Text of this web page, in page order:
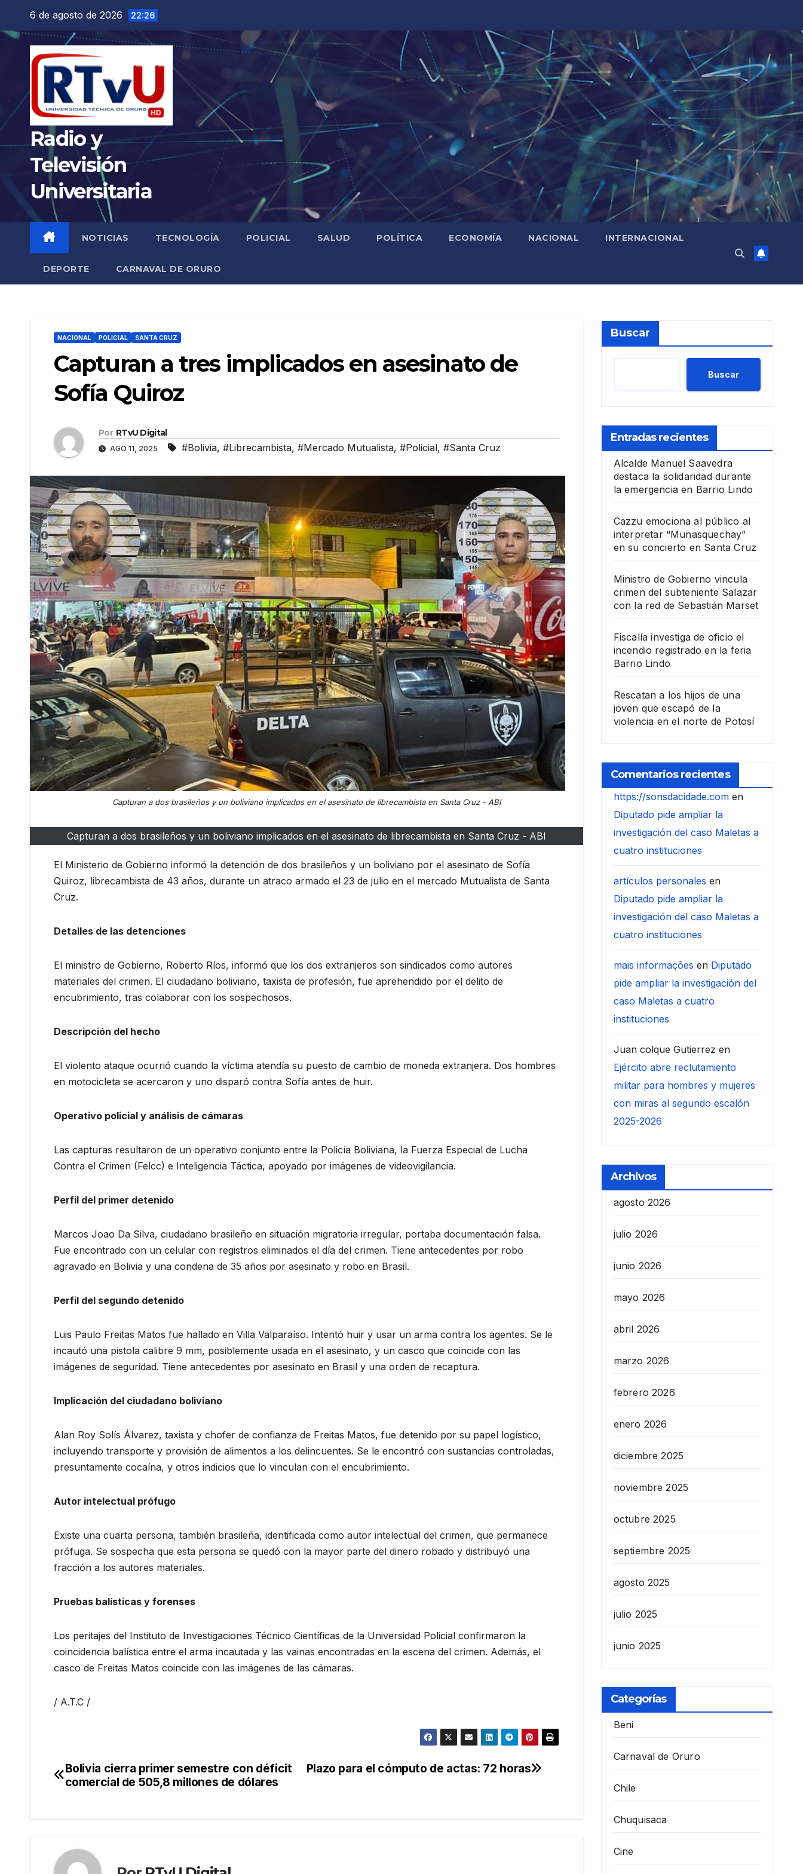
contenido
6 de agosto de 2026 22:26
Radio y
Televisión
Universitaria
NOTICIAS TECNOLOGÍA POLICIAL SALUD POLÍTICA ECONOMÍA NACIONAL INTERNACIONAL
DEPORTE CARNAVAL DE ORURO
NACIONAL POLICIAL SANTA CRUZ
Capturan a tres implicados en asesinato de
Sofía Quiroz
Por RTvU Digital
AGO 11, 2025 #Bolivia, #Librecambista, #Mercado Mutualista, #Policial, #Santa Cruz
Capturan a dos brasileños y un boliviano implicados en el asesinato de librecambista en Santa Cruz - ABI
Capturan a dos brasileños y un boliviano implicados en el asesinato de librecambista en Santa Cruz - ABI
El Ministerio de Gobierno informó la detención de dos brasileños y un boliviano por el asesinato de Sofía
Quiroz, librecambista de 43 años, durante un atraco armado el 23 de julio en el mercado Mutualista de Santa
Cruz.
Detalles de las detenciones
El ministro de Gobierno, Roberto Ríos, informó que los dos extranjeros son sindicados como autores
materiales del crimen. El ciudadano boliviano, taxista de profesión, fue aprehendido por el delito de
encubrimiento, tras colaborar con los sospechosos.
Descripción del hecho
El violento ataque ocurrió cuando la víctima atendía su puesto de cambio de moneda extranjera. Dos hombres
en motocicleta se acercaron y uno disparó contra Sofía antes de huir.
Operativo policial y análisis de cámaras
Las capturas resultaron de un operativo conjunto entre la Policía Boliviana, la Fuerza Especial de Lucha
Contra el Crimen (Felcc) e Inteligencia Táctica, apoyado por imágenes de videovigilancia.
Perfil del primer detenido
Marcos Joao Da Silva, ciudadano brasileño en situación migratoria irregular, portaba documentación falsa.
Fue encontrado con un celular con registros eliminados el día del crimen. Tiene antecedentes por robo
agravado en Bolivia y una condena de 35 años por asesinato y robo en Brasil.
Perfil del segundo detenido
Luis Paulo Freitas Matos fue hallado en Villa Valparaíso. Intentó huir y usar un arma contra los agentes. Se le
incautó una pistola calibre 9 mm, posiblemente usada en el asesinato, y un casco que coincide con las
imágenes de seguridad. Tiene antecedentes por asesinato en Brasil y una orden de recaptura.
Implicación del ciudadano boliviano
Alan Roy Solís Álvarez, taxista y chofer de confianza de Freitas Matos, fue detenido por su papel logístico,
incluyendo transporte y provisión de alimentos a los delincuentes. Se le encontró con sustancias controladas,
presuntamente cocaína, y otros indicios que lo vinculan con el encubrimiento.
Autor intelectual prófugo
Existe una cuarta persona, también brasileña, identificada como autor intelectual del crimen, que permanece
prófuga. Se sospecha que esta persona se quedó con la mayor parte del dinero robado y distribuyó una
fracción a los autores materiales.
Pruebas balísticas y forenses
Los peritajes del Instituto de Investigaciones Técnico Científicas de la Universidad Policial confirmaron la
coincidencia balística entre el arma incautada y las vainas encontradas en la escena del crimen. Además, el
casco de Freitas Matos coincide con las imágenes de las cámaras.
/ A.T.C /
Navegación
Plazo para el cómputo de actas: 72 horas
Bolivia cierra primer semestre con déficit
comercial de 505,8 millones de dólares
Buscar
Buscar
Entradas recientes
Alcalde Manuel Saavedra
destaca la solidaridad durante
la emergencia en Barrio Lindo
Cazzu emociona al público al
interpretar “Munasquechay”
en su concierto en Santa Cruz
Ministro de Gobierno vincula
crimen del subteniente Salazar
con la red de Sebastián Marset
Fiscalía investiga de oficio el
incendio registrado en la feria
Barrio Lindo
Rescatan a los hijos de una
joven que escapó de la
violencia en el norte de Potosí
Comentarios recientes
https://sonsdacidade.comen
Diputado pide ampliar la
investigación del caso Maletas a
cuatro instituciones
artículos personales en
Diputado pide ampliar la
investigación del caso Maletas a
cuatro instituciones
mais informações en Diputado
pide ampliar la investigación del
caso Maletas a cuatro
instituciones
Juan colque Gutierrez en
Ejército abre reclutamiento
militar para hombres y mujeres
con miras al segundo escalón
2025-2026
Archivos
agosto 2026
julio 2026
junio 2026
mayo 2026
abril 2026
marzo 2026
febrero 2026
enero 2026
diciembre 2025
noviembre 2025
octubre 2025
septiembre 2025
agosto 2025
julio 2025
junio 2025
Categorías
Beni
Carnaval de Oruro
Chile
Chuquisaca
Cine